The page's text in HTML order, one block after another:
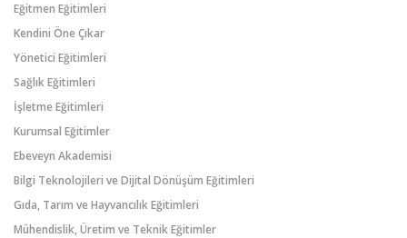
Eğitmen Eğitimleri
Kendini Öne Çıkar
Yönetici Eğitimleri
Sağlık Eğitimleri
İşletme Eğitimleri
Kurumsal Eğitimler
Ebeveyn Akademisi
Bilgi Teknolojileri ve Dijital Dönüşüm Eğitimleri
Gıda, Tarım ve Hayvancılık Eğitimleri
Mühendislik, Üretim ve Teknik Eğitimler